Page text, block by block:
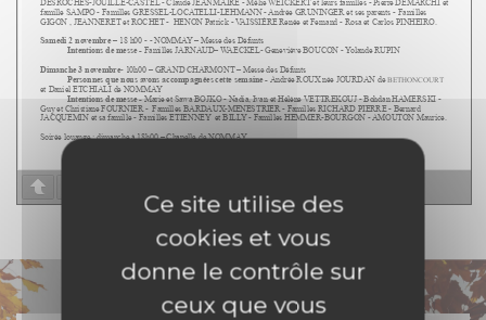
Ce site utilise des
cookies et vous
donne le contrôle sur
ceux que vous